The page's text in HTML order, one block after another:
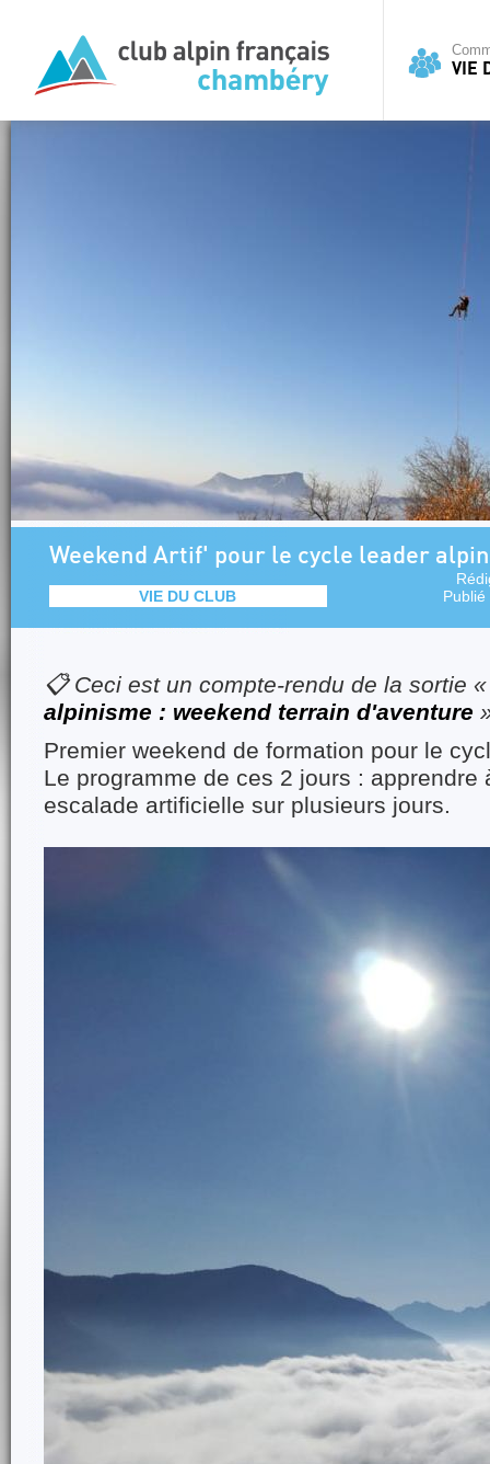
VIE
Weekend Artif' pour le cycle leader
VIE DU CLUB
📋 Ceci est un compte-rendu de la sortie
alpinisme : weekend terrain d'aventure
Premier weekend de formation pour le
Le programme de ces 2 jours : apprendre
escalade artificielle sur plusieurs jours.